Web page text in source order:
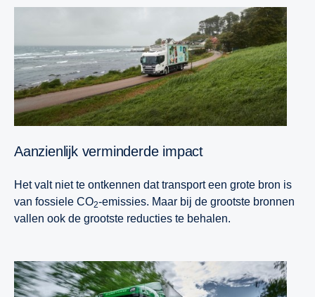
Aanzienlijk verminderde impact
Het valt niet te ontkennen dat transport een grote bron is
van fossiele CO2-emissies. Maar bij de grootste bronnen
vallen ook de grootste reducties te behalen.